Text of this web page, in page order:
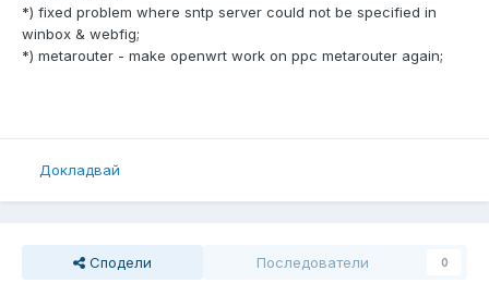
*) fixed problem where sntp server could not be specified in
winbox & webfig;
*) metarouter - make openwrt work on ppc metarouter again;
Докладвай
Сподели Последователи 0